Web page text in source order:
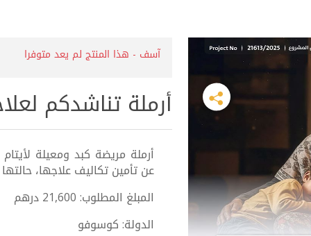
آسف - هذا المنتج لم يعد متوفرا
أرملة تناشدكم
أرملة مريضة كبد ومعيلة
عن تأمين تكاليف علاجها،
المبلغ المطلوب: 21,600 درهم
الدولة: كوسوفو